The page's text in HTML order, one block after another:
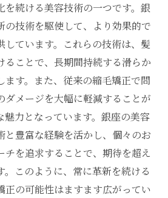
が導く最新縮毛矯正の世界
たい！縮毛矯正の新技術
提供する特別な縮毛矯正体験
善銀座のプロフェッショナル
矯正を支えるプロフェッショナ
える銀座の縮毛矯正テクニッ
を続ける美容技術の一つです。銀
の技術を駆使して、より効果的で
しています。これらの技術は、髪
ることで、長期間持続する滑らか
ます。また、従来の縮毛矯正で問
ダメージを大幅に軽減することが
魅力となっています。銀座の美容
と豊富な経験を活かし、個々のお
チを追求することで、期待を超え
。このように、常に革新を続ける
正の可能性はますます広がってい